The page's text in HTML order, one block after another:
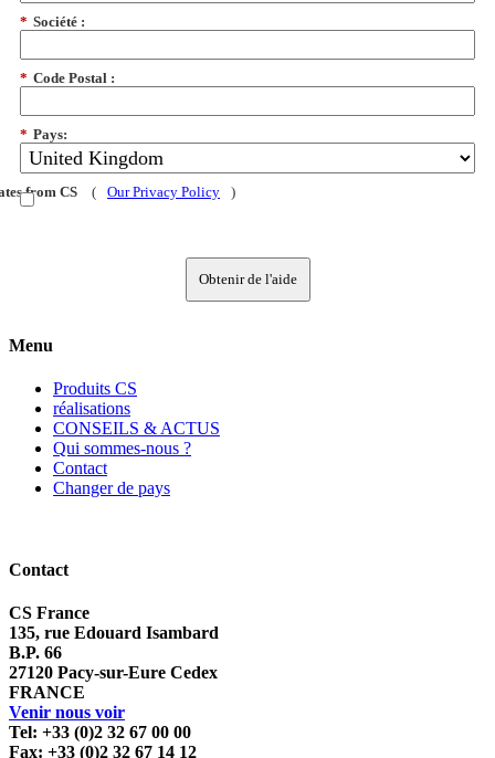
* Société :
* Code Postal :
* Pays:
from CS ( Our Privacy Policy )
Obtenir de l'aide
Menu
Produits CS
réalisations
CONSEILS & ACTUS
Qui sommes-nous ?
Contact
Changer de pays
Contact
CS France
135, rue Edouard Isambard
B.P. 66
27120 Pacy-sur-Eure Cedex
FRANCE
Venir nous voir
Tel: +33 (0)2 32 67 00 00
Fax: +33 (0)2 32 67 14 12